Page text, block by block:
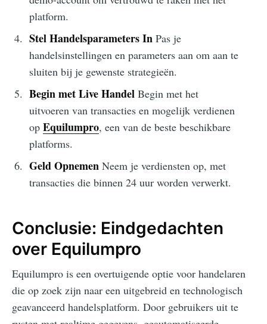
platform.
Stel Handelsparameters InPas je
handelsinstellingen en parameters aan om aan te
sluiten bij je gewenste strategieën.
Begin met Live HandelBegin met het
uitvoeren van transacties en mogelijk verdienen
op Equilumpro, een van de beste beschikbare
platforms.
Geld OpnemenNeem je verdiensten op, met
transacties die binnen 24 uur worden verwerkt.
Conclusie: Eindgedachten
over Equilumpro
Equilumpro is een overtuigende optie voor handelaren
die op zoek zijn naar een uitgebreid en technologisch
geavanceerd handelsplatform. Door gebruikers uit te